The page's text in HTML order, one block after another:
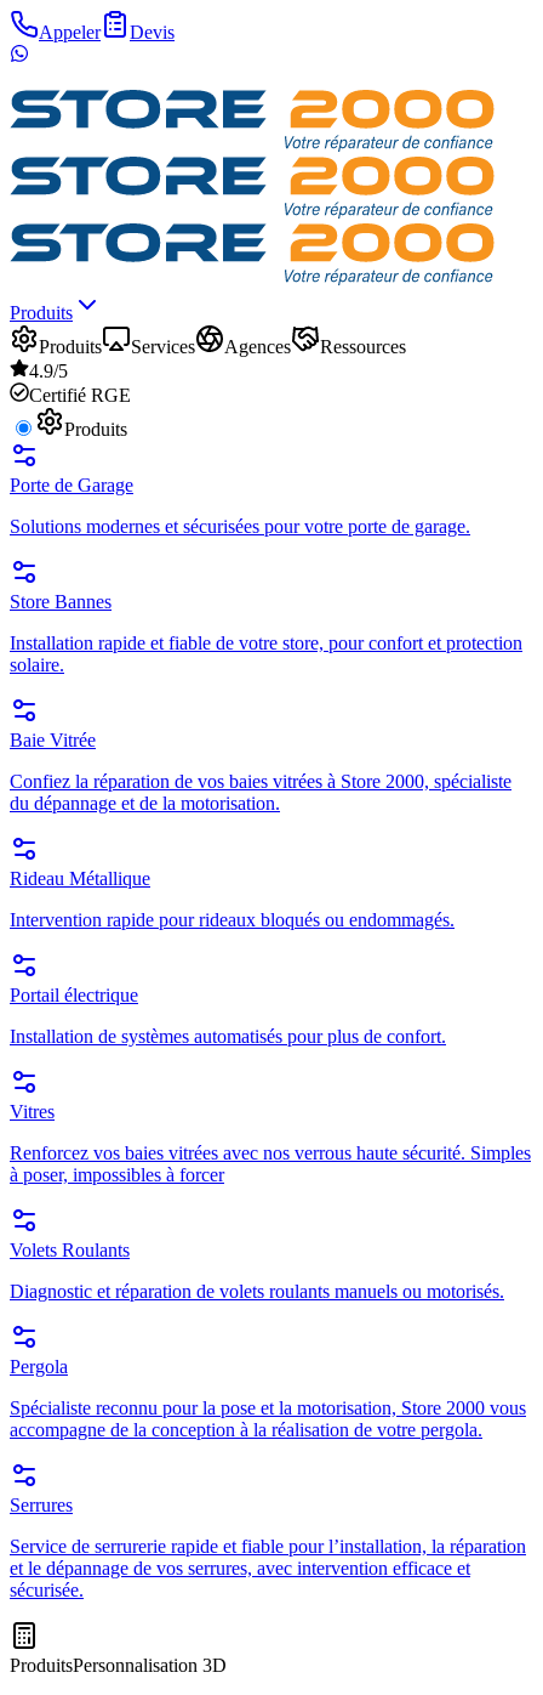
Appeler Devis
Produits
Produits
Services Agences
Ressources
4.9/5
Certifié RGE
Produits
Porte de Garage
Solutions modernes et sécurisées pour votre porte de garage.
Store Bannes
Installation rapide et fiable de votre store, pour confort et protection
solaire.
Baie Vitrée
Confiez la réparation de vos baies vitrées à Store 2000, spécialiste
du dépannage et de la motorisation.
Rideau Métallique
Intervention rapide pour rideaux bloqués ou endommagés.
Portail électrique
Installation de systèmes automatisés pour plus de confort.
Vitres
Renforcez vos baies vitrées avec nos verrous haute sécurité. Simples
à poser, impossibles à forcer
Volets Roulants
Diagnostic et réparation de volets roulants manuels ou motorisés.
Pergola
Spécialiste reconnu pour la pose et la motorisation, Store 2000 vous
accompagne de la conception à la réalisation de votre pergola.
Serrures
Service de serrurerie rapide et fiable pour l’installation, la réparation
et le dépannage de vos serrures, avec intervention efficace et
sécurisée.
ProduitsPersonnalisation 3D